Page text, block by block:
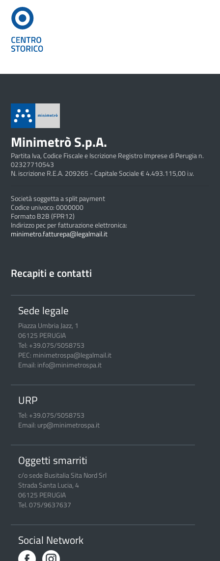
Minimetrò S.p.A.
Partita Iva, Codice Fiscale e Iscrizione Registro Imprese di Perugia n.
02327710543
N. iscrizione R.E.A. 209265 - Capitale Sociale € 4.493.115,00 i.v.
Società soggetta a split payment
Codice univoco: 0000000
Formato B2B (FPR12)
Indirizzo pec per fatturazione elettronica:
minimetro.fatturepa@legalmail.it
Recapiti e contatti
Sede legale
Piazza Umbria Jazz, 1
06125 PERUGIA
Tel: +39.075/5058753
PEC: minimetrospa@legalmail.it
Email: info@minimetrospa.it
URP
Tel: +39.075/5058753
Email: urp@minimetrospa.it
Oggetti smarriti
c/o sede Busitalia Sita Nord Srl
Strada Santa Lucia, 4
06125 PERUGIA
Tel. 075/9637637
Social Network